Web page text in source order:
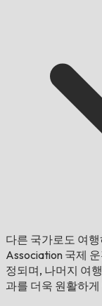
다른 국가로도 여
Association 국제
정되며, 나머지 여
과를 더욱 원활하